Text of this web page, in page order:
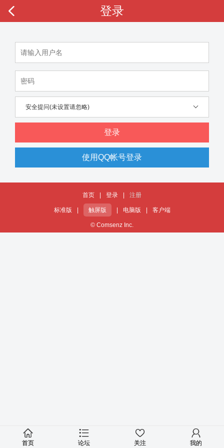
登录
安全提问(未设置请忽略)
登录
使用QQ帐号登录
首页 登录 注册
标准版 触屏版 电脑版 客户端
© Comsenz Inc.
首页 论坛 关注 我的